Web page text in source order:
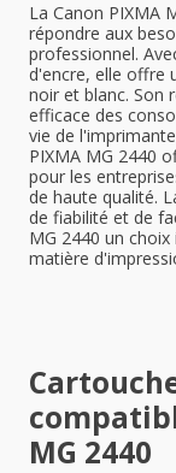
La Canon PIXMA
répondre aux
professionnel.
d'encre, elle offre
noir et blanc. Son
efficace des
vie de
PIXMA MG 2440
pour les
de haute qualité.
de fiabilité et de
MG 2440 un
matière
MG 2440